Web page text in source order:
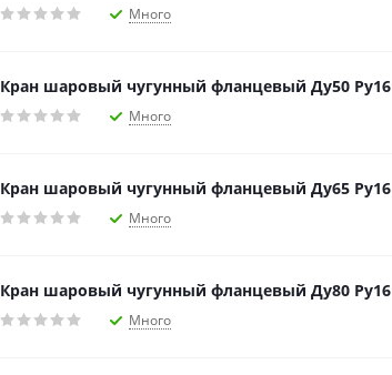
Много
Кран шаровый чугунный фланцевый Ду50 Ру16
Много
Кран шаровый чугунный фланцевый Ду65 Ру16
Много
Кран шаровый чугунный фланцевый Ду80 Ру16
Много